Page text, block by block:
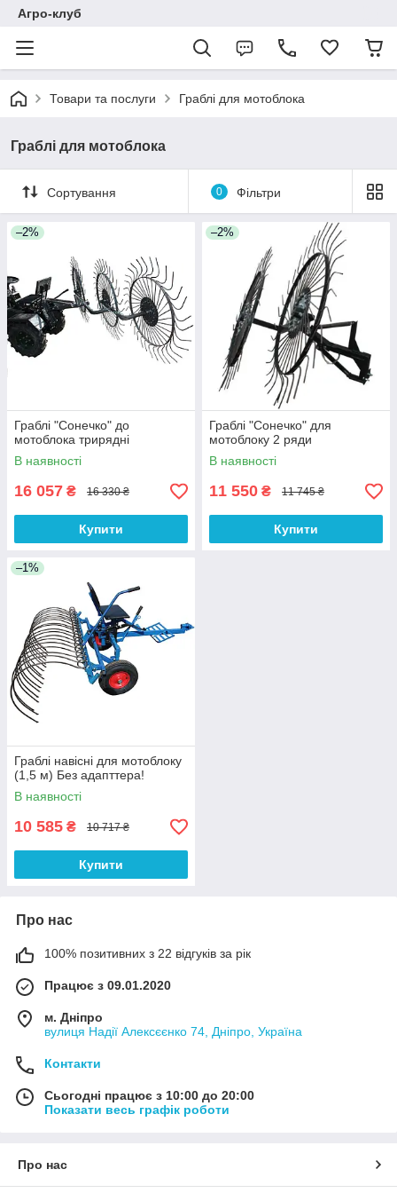
Агро-клуб
Товари та послуги Граблі для мотоблока
Граблі для мотоблока
Сортування 0 Фільтри
–2%
Граблі "Сонечко" до
мотоблока трирядні
В наявності
16 057 ₴ 16 330 ₴
Купити
–2%
Граблі "Сонечко" для
мотоблоку 2 ряди
В наявності
11 550 ₴ 11 745 ₴
Купити
–1%
Граблі навісні для мотоблоку
(1,5 м) Без адапттера!
В наявності
10 585 ₴ 10 717 ₴
Купити
Про нас
100% позитивних з 22 відгуків за рік
Працює з 09.01.2020
м. Дніпро
вулиця Надії Алексєєнко 74, Дніпро, Україна
Контакти
Сьогодні працює з 10:00 до 20:00
Показати весь графік роботи
Про нас